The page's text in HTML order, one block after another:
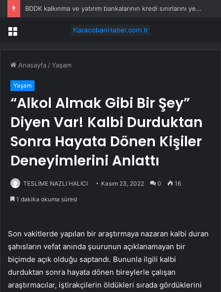
İstanbul’da yolcu otobüsü kaza yaptı: Çok sayıda yaralı var!
Menü
Anasayfa /Yaşam
Yaşam
“Alkol Almak Gibi Bir Şey”
Diyen Var! Kalbi Durduktan
Sonra Hayata Dönen Kişiler
Deneyimlerini Anlattı
TESLİME NAZLI HALICI Kasım 23, 2022 0 16
1 dakika okuma süresi
Son vakitlerde yapılan bir araştırmaya nazaran kalbi duran
şahısların vefat anında şuurunun açıklanamayan bir
biçimde açık olduğu saptandı. Bununla ilgili kalbi
durduktan sonra hayata dönen bireylerle çalışan
araştırmacılar, iştirakçilerin öldükleri sırada gördüklerini